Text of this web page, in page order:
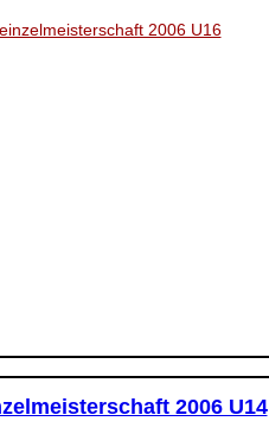
2006 U16
2006 U14